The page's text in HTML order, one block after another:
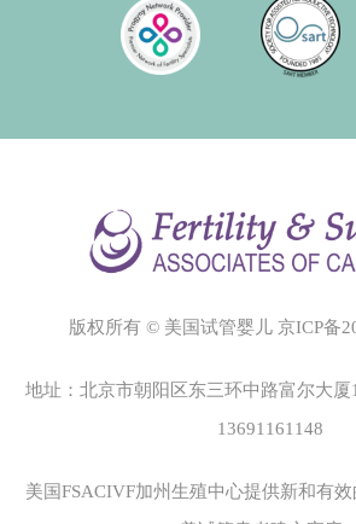
版权所有 © 美国试管婴儿 京ICP备
地址：北京市朝阳区东三环中路富尔大
13691161148
美国FSACIVF加州生殖中心提供新和有